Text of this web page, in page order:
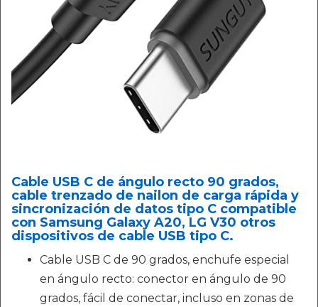
Cable USB C de ángulo recto 90 grados,
cable trenzado de nailon de carga rápida y
sincronización de datos tipo C compatible
con Samsung Galaxy A20, LG V30 otros
dispositivos de cable USB tipo C.
Cable USB C de 90 grados, enchufe especial
en ángulo recto: conector en ángulo de 90
grados, fácil de conectar, incluso en zonas de